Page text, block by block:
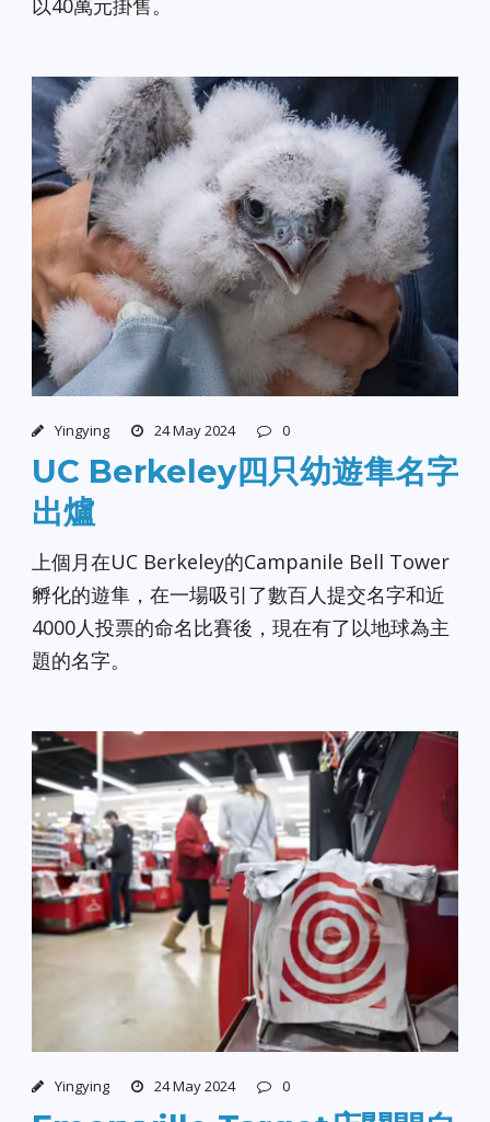
Yingying 24 May 2024 0
UC Berkeley四只幼遊隼名字
出爐
上個月在UC Berkeley的Campanile Bell Tower
孵化的遊隼，在一場吸引了數百人提交名字和近
4000人投票的命名比賽後，現在有了以地球為主
題的名字。
Yingying 24 May 2024 0